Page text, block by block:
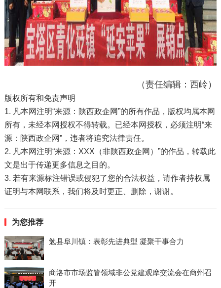
（责任编辑：西岭）
版权所有和免责声明
1. 凡本网注明“来源：陕西政企网”的所有作品，版权均属本网
所有，未经本网授权不得转载。已经本网授权，必须注明“来
源：陕西政企网”，违者将追究法律责任。
2. 凡本网注明“来源：XXX（非陕西政企网）”的作品，转载此
文是出于传递更多信息之目的。
3. 若有来源标注错误或侵犯了您的合法权益，请作者持权属
证明与本网联系，我们将及时更正、删除，谢谢。
为您推荐
勉县阜川镇：表彰先进典型 凝聚干事合力
商洛市市场监管领域非公党建观摩交流会在商州召
开